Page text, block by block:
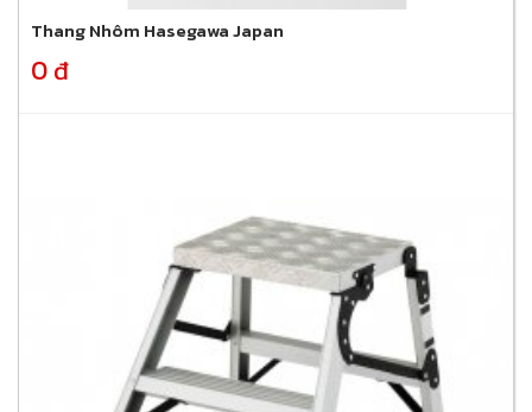
Thang Nhôm Hasegawa Japan
0 đ